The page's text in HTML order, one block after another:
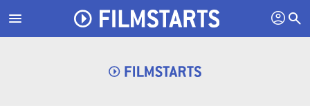
menu profil search